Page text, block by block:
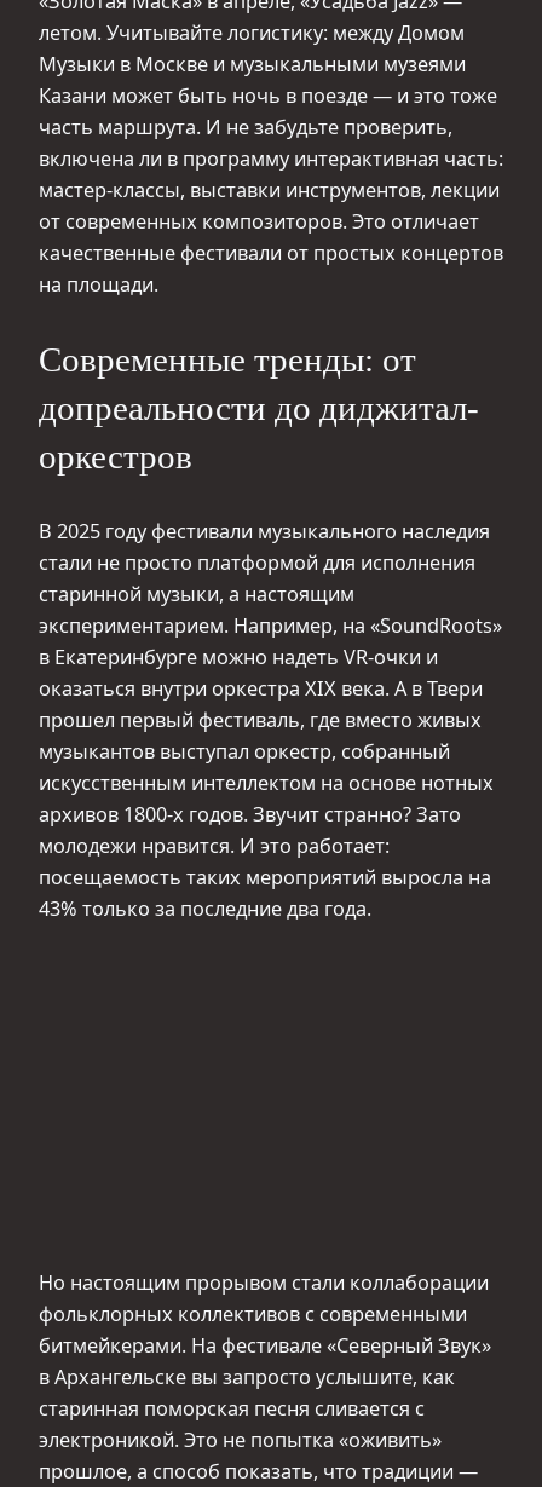
летом. Учитывайте логистику: между Домом
Музыки в Москве и музыкальными музеями
Казани может быть ночь в поезде — и это тоже
часть маршрута. И не забудьте проверить,
включена ли в программу интерактивная часть:
мастер-классы, выставки инструментов, лекции
от современных композиторов. Это отличает
качественные фестивали от простых концертов
на площади.
Современные тренды: от
допреальности до диджитал-
оркестров
В 2025 году фестивали музыкального наследия
стали не просто платформой для исполнения
старинной музыки, а настоящим
экспериментарием. Например, на «SoundRoots»
в Екатеринбурге можно надеть VR-очки и
оказаться внутри оркестра XIX века. А в Твери
прошел первый фестиваль, где вместо живых
музыкантов выступал оркестр, собранный
искусственным интеллектом на основе нотных
архивов 1800-х годов. Звучит странно? Зато
молодежи нравится. И это работает:
посещаемость таких мероприятий выросла на
43% только за последние два года.
Но настоящим прорывом стали коллаборации
фольклорных коллективов с современными
битмейкерами. На фестивале «Северный Звук»
в Архангельске вы запросто услышите, как
старинная поморская песня сливается с
электроникой. Это не попытка «оживить»
прошлое, а способ показать, что традиции —